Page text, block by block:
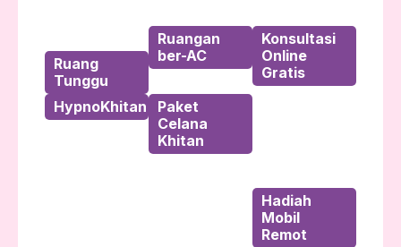
Ruang
Tunggu
Ruangan
ber-AC
Konsultasi
Online
Gratis
HypnoKhitan
Paket
Celana
Khitan
Hadiah
Mobil
Remot